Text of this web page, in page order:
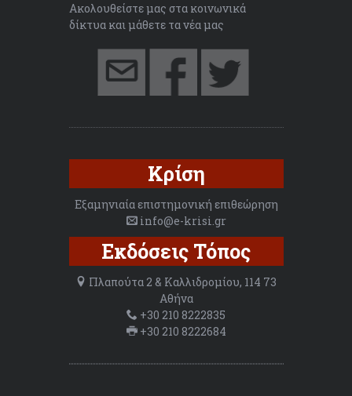
Ακολουθείστε μας στα κοινωνικά
δίκτυα και μάθετε τα νέα μας
Κρίση
Εξαμηνιαία επιστημονική επιθεώρηση
info@e-krisi.gr
Εκδόσεις Τόπος
Πλαπούτα 2 & Καλλιδρομίου, 114 73
Αθήνα
+30 210 8222835
+30 210 8222684